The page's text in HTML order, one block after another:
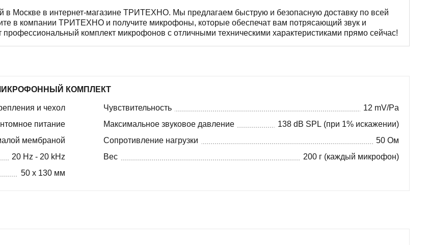
в Москве в интернет-магазине ТРИТЕХНО. Мы предлагаем быструю и безопасную доставку по всей
в компании ТРИТЕХНО и получите микрофоны, которые обеспечат вам потрясающий звук и
комплект микрофонов с отличными техническими характеристиками прямо сейчас!
МИКРОФОННЫЙ КОМПЛЕКТ
и чехол
питание
мембраной
20 Hz - 20 kHz
50 x 130 мм
Чувствительность
12 mV/Pa
Максимальное звуковое давление
138 dB SPL (при 1% искажении)
Сопротивление нагрузки
50 Ом
Вес
200 г (каждый микрофон)